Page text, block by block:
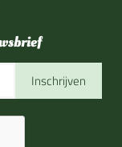
Inschrijven